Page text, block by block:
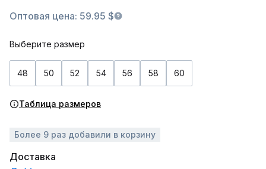
Оптовая цена: 59.95 $
Выберите размер
48 50 52 54 56 58 60
Таблица размеров
Более 9 раз добавили в корзину
Доставка